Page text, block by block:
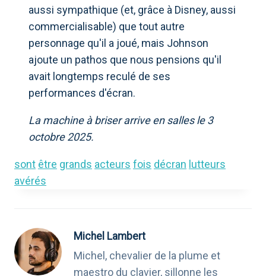
aussi sympathique (et, grâce à Disney, aussi
commercialisable) que tout autre
personnage qu'il a joué, mais Johnson
ajoute un pathos que nous pensions qu'il
avait longtemps reculé de ses
performances d'écran.
La machine à briser arrive en salles le 3
octobre 2025.
sont être grands acteurs fois décran lutteurs
avérés
Michel Lambert
Michel, chevalier de la plume et
maestro du clavier, sillonne les